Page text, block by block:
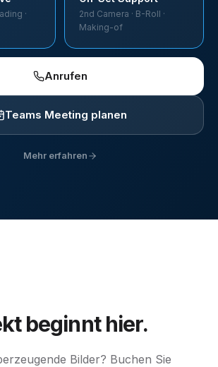
·
2nd Camera · B-Roll ·
Making-of
Anrufen
Teams Meeting planen
Mehr erfahren
beginnt hier.
Bilder? Buchen Sie